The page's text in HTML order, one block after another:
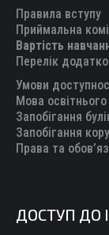
in
new
window
in
new
window
in
new
in
Правила вступу
Приймальна
Вартість
Перелік
Умови
Мова
Запобігання
Запобігання
Права та
ДОСТУП ДО